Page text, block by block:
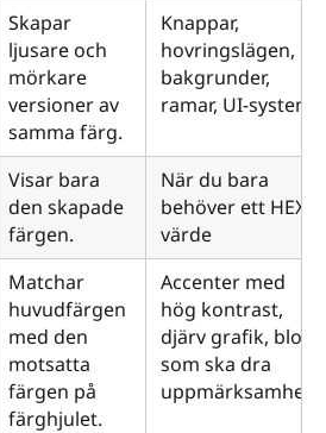
Skapar
ljusare och
mörkare
versioner av
samma färg.
Knappar,
hovringslägen,
bakgrunder,
ramar, UI-system
Visar bara
den skapade
färgen.
När du bara
behöver ett HEX-
värde
Matchar
huvudfärgen
med den
motsatta
färgen på
färghjulet.
Accenter med
hög kontrast,
djärv grafik, block
som ska dra
uppmärksamhet